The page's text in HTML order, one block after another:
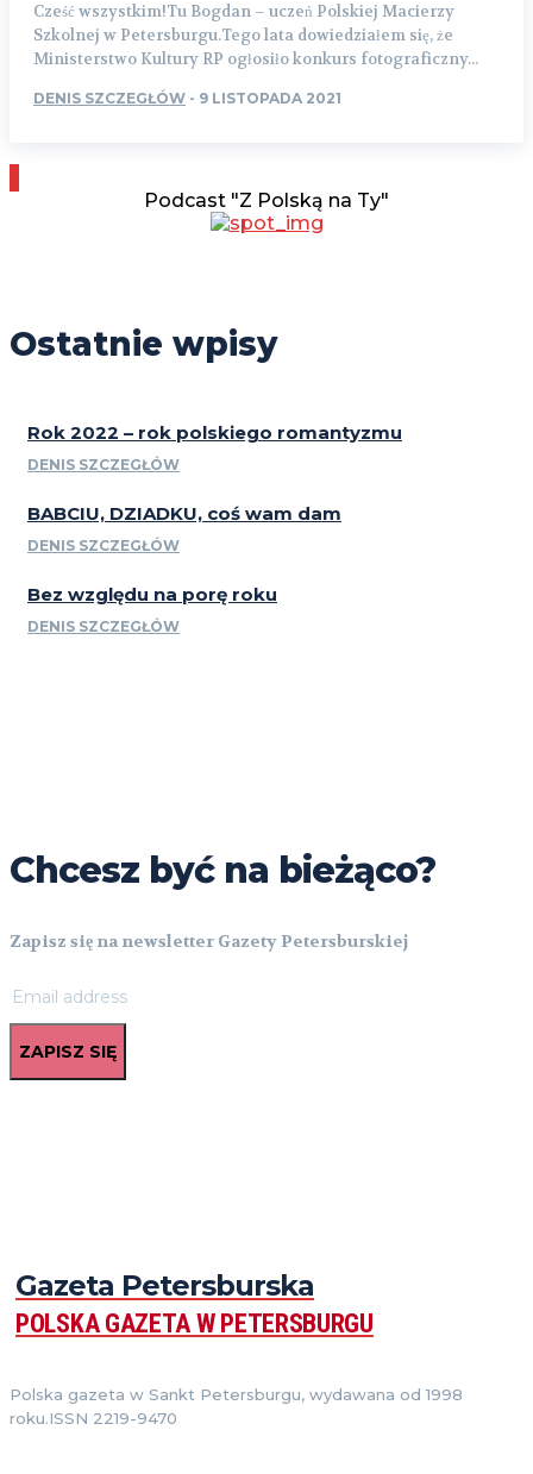
Cześć wszystkim!Tu Bogdan – uczeń Polskiej Macierzy
Szkolnej w Petersburgu.Tego lata dowiedziałem się, że
Ministerstwo Kultury RP ogłosiło konkurs fotograficzny...
DENIS SZCZEGŁÓW - 9 LISTOPADA 2021
Podcast "Z Polską na Ty"
Ostatnie wpisy
Rok 2022 – rok polskiego romantyzmu
DENIS SZCZEGŁÓW
BABCIU, DZIADKU, coś wam dam
DENIS SZCZEGŁÓW
Bez względu na porę roku
DENIS SZCZEGŁÓW
Chcesz być na bieżąco?
Zapisz się na newsletter Gazety Petersburskiej
ZAPISZ SIĘ
Gazeta Petersburska
POLSKA GAZETA W PETERSBURGU
Polska gazeta w Sankt Petersburgu, wydawana od 1998
roku.ISSN 2219-9470